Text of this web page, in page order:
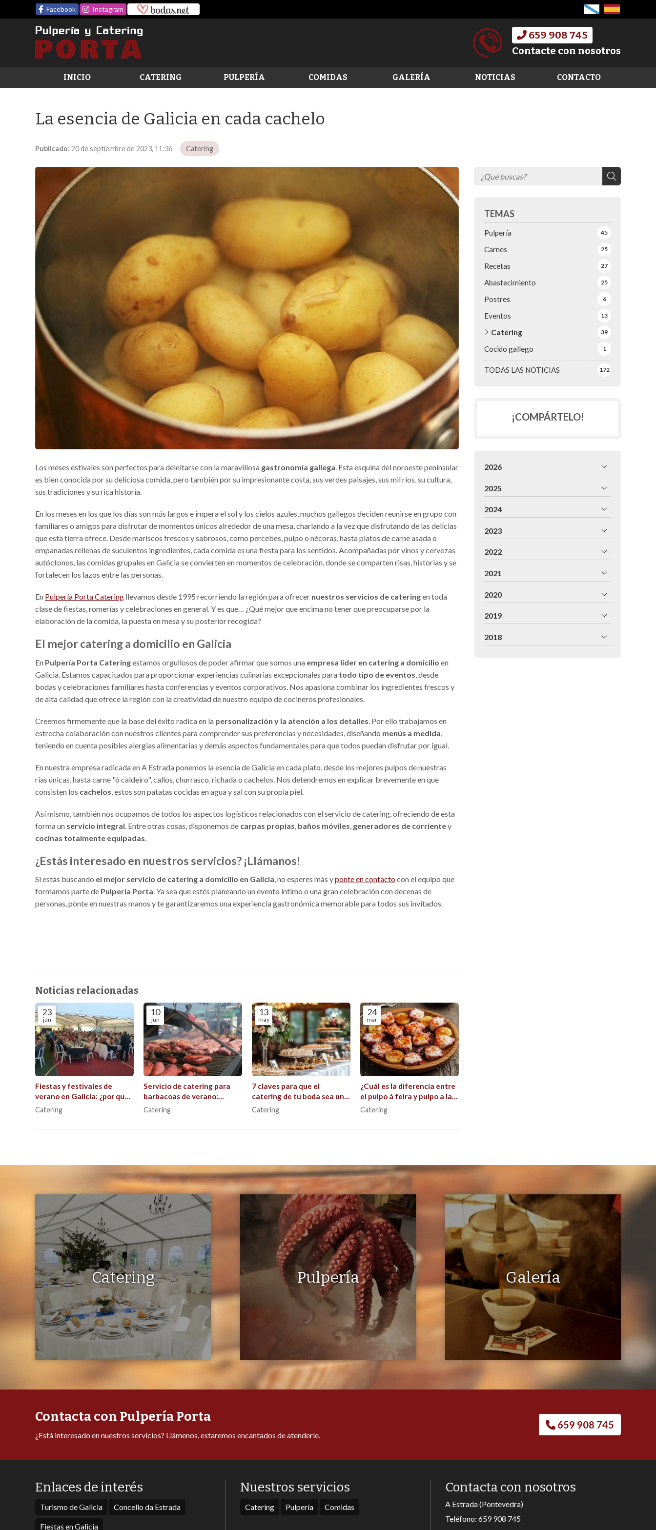
Facebook Instagram
659 908 745
Contacte con nosotros
INICIO CATERING PULPERÍA COMIDAS GALERÍA NOTICIAS CONTACTO
La esencia de Galicia en cada cachelo
Publicado: 20 de septiembre de 2023, 11:36 Catering
TEMAS
TODAS LAS NOTICIAS 172
Pulpería 45
Carnes 25
Recetas 27
Abastecimiento 25
Postres 6
Eventos 13
Catering 39
Cocido gallego 1
Los meses estivales son perfectos para deleitarse con la maravillosa gastronomía gallega. Esta esquina del noroeste peninsular
es bien conocida por su deliciosa comida, pero también por su impresionante costa, sus verdes paisajes, sus mil ríos, su cultura,
sus tradiciones y su rica historia.
En los meses en los que los días son más largos e impera el sol y los cielos azules, muchos gallegos deciden reunirse en grupo con
familiares o amigos para disfrutar de momentos únicos alrededor de una mesa, charlando a la vez que disfrutando de las delicias
que esta tierra ofrece. Desde mariscos frescos y sabrosos, como percebes, pulpo o nécoras, hasta platos de carne asada o
empanadas rellenas de suculentos ingredientes, cada comida es una fiesta para los sentidos. Acompañadas por vinos y cervezas
autóctonos, las comidas grupales en Galicia se convierten en momentos de celebración, donde se comparten risas, historias y se
fortalecen los lazos entre las personas.
En Pulpería Porta Catering llevamos desde 1995 recorriendo la región para ofrecer nuestros servicios de cateringen toda
clase de fiestas, romerías y celebraciones en general. Y es que… ¿Qué mejor que encima no tener que preocuparse por la
elaboración de la comida, la puesta en mesa y su posterior recogida?
El mejor catering a domicilio en Galicia
En Pulpería Porta Cateringestamos orgullosos de poder afirmar que somos una empresa líder en catering a domicilio en
Galicia. Estamos capacitados para proporcionar experiencias culinarias excepcionales para todo tipo de eventos , desde
bodas y celebraciones familiares hasta conferencias y eventos corporativos. Nos apasiona combinar los ingredientes frescos y
de alta calidad que ofrece la región con la creatividad de nuestro equipo de cocineros profesionales.
Creemos firmemente que la base del éxito radica en la personalización y la atención a los detalles . Por ello trabajamos en
estrecha colaboración con nuestros clientes para comprender sus preferencias y necesidades, diseñando menús a medida
teniendo en cuenta posibles alergias alimentarias y demás aspectos fundamentales para que todos puedan disfrutar por igual.
En nuestra empresa radicada en A Estrada ponemos la esencia de Galicia en cada plato, desde los mejores pulpos de nuestras
rías únicas, hasta carne "ó caldeiro", callos, churrasco, richada o cachelos. Nos detendremos en explicar brevemente en que
consisten los cachelos , estos son patatas cocidas en agua y sal con su propia piel.
Así mismo, también nos ocupamos de todos los aspectos logísticos relacionados con el servicio de catering, ofreciendo de esta
forma un servicio integral . Entre otras cosas, disponemos de carpas propias baños móviles generadores de corrientey
cocinas totalmente equipadas
¿Estás interesado en nuestros servicios? ¡Llámanos!
Si estás buscando el mejor servicio de catering a domicilio en Galicia, no esperes más yponte en contacto con el equipo que
formamos parte de Pulpería Porta. Ya sea que estés planeando un evento íntimo o una gran celebración con decenas de
personas, ponte en nuestras manos y te garantizaremos una experiencia gastronómica memorable para todos sus invitados.
Noticias relacionadas
23
jun
Fiestas y festivales de
verano en Galicia: ¿por qué
la restauración es el alma de
la celebración?
Catering
10
jun
Servicio de catering para
barbacoas de verano:
consejos para que todo
salga perfecto al aire libre.
Catering
13
may
7 claves para que el
catering de tu boda sea un
éxito que recuerden todos
los invitados
Catering
24
mar
¿Cuál es la diferencia entre
el pulpo á feira y pulpo a la
parrilla?
Catering
¡COMPÁRTELO!
2026
2025
2024
2023
2022
2021
2020
2019
2018
Catering Pulpería Galería
Contacta con Pulpería Porta
¿Está interesado en nuestros servicios? Llámenos, estaremos encantados de atenderle.
659 908 745
Enlaces de interés
Turismo de Galicia Concello da Estrada
Fiestas en Galicia
Nuestros servicios
Catering Pulpería Comidas
Contacta con nosotros
A Estrada (Pontevedra)
Teléfono:659 908 745